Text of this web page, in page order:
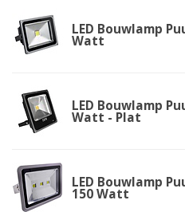
LED Bouwlamp
Watt
LED Bouwlamp
Watt - Plat
LED Bouwlamp
150 Watt